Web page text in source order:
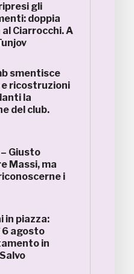
gli
doppia
Ciarrocchi. A
smentisce
ricostruzioni
la
del club.
– Giusto
Massi, ma
i
in piazza:
6 agosto
in